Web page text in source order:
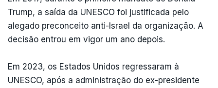
Trump, a saída da UNESCO foi justificada pelo
alegado preconceito anti-Israel da organização. A
decisão entrou em vigor um ano depois.
Em 2023, os Estados Unidos regressaram à
UNESCO, após a administração do ex-presidente